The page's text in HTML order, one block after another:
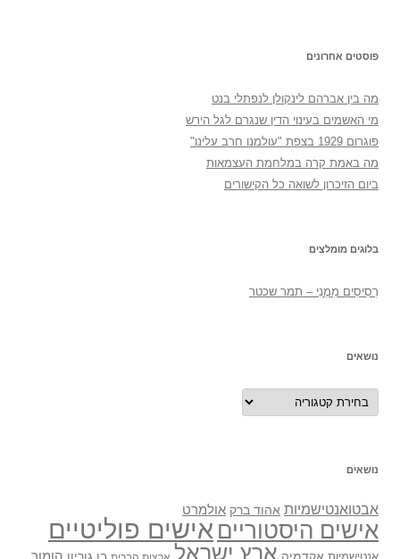
פוסטים אחרונים
מה בין אברהם לינקולן לנפתלי בנט
מי האשמים בעינוי הדין שנגרם לגל הירש
פוגרום 1929 בצפת "עולמנו חרב עלינו"
מה באמת קרה במלחמת העצמאות
ביום הזיכרון לשואה כל הקישורים
בלוגים מומלצים
רְסִיסִים מִמֶנִי – תמר שכטר
נושאים
נושאים
נושאים
אבטואנטישמיות אהוד ברק אולמרט
אישים היסטוריים אישים פוליטיים
ארץ ישראל